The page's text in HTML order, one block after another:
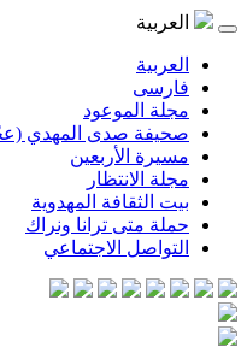
المهدي (عجّل الله فرجه)
المهدوية
ترانا ونراك
الاجتماعي